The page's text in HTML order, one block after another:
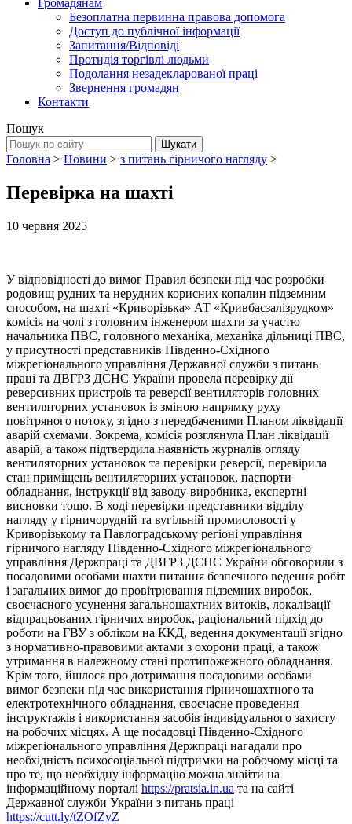
Громадянам
Безоплатна первинна правова допомога
Доступ до публічної інформації
Запитання/Відповіді
Протидія торгівлі людьми
Подолання незадекларованої праці
Звернення громадян
Контакти
Пошук
Головна > Новини > з питань гірничого нагляду >
Перевірка на шахті
10 червня 2025
У відповідності до вимог Правил безпеки під час розробки
родовищ рудних та нерудних корисних копалин підземним
способом, на шахті «Криворізька» АТ «Кривбасзалізрудком»
комісія на чолі з головним інженером шахти за участю
начальника ПВС, головного механіка, механіка дільниці ПВС,
у присутності представників Південно-Східного
міжрегіонального управління Державної служби з питань
праці та ДВГРЗ ДСНС України провела перевірку дії
реверсивних пристроїв та реверсії вентиляторів головних
вентиляторних установок із зміною напрямку руху
повітряного потоку, згідно з передбаченими Планом ліквідації
аварій схемами. Зокрема, комісія розглянула План ліквідації
аварій, а також підтвердила наявність журналів огляду
вентиляторних установок та перевірки реверсії, перевірила
стан приміщень вентиляторних установок, паспорти
обладнання, інструкції від заводу-виробника, експертні
висновки тощо. В ході перевірки представники відділу
нагляду у гірничорудній та вугільній промисловості у
Криворізькому та Павлоградському регіоні управління
гірничого нагляду Південно-Східного міжрегіонального
управління Держпраці та ДВГРЗ ДСНС України обговорили з
посадовими особами шахти питання безпечного ведення робіт
і загальних вимог до провітрювання підземних виробок,
своєчасного усунення загальношахтних витоків, локалізації
відпрацьованих гірничих виробок, раціональний підхід до
роботи на ГВУ з обліком на ККД, ведення документації згідно
з нормативно-правовими актами з охорони праці, а також
утримання в належному стані протипожежного обладнання.
Крім того, йшлося про дотримання посадовими особами
вимог безпеки під час використання гірничошахтного та
електротехнічного обладнання, своєчасне проведення
інструктажів і використання засобів індивідуального захисту
на робочих місцях. А ще посадовці Південно-Східного
міжрегіонального управління Держпраці нагадали про
необхідність психосоціальної підтримки на робочому місці та
про те, що необхідну інформацію можна знайти на
інформаційному порталі https://pratsia.in.ua та на сайті
Державної служби України з питань праці
https://cutt.ly/tZOfZvZ